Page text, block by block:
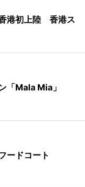
港初上陸 香港ス
「Mala Mia」
ードコート